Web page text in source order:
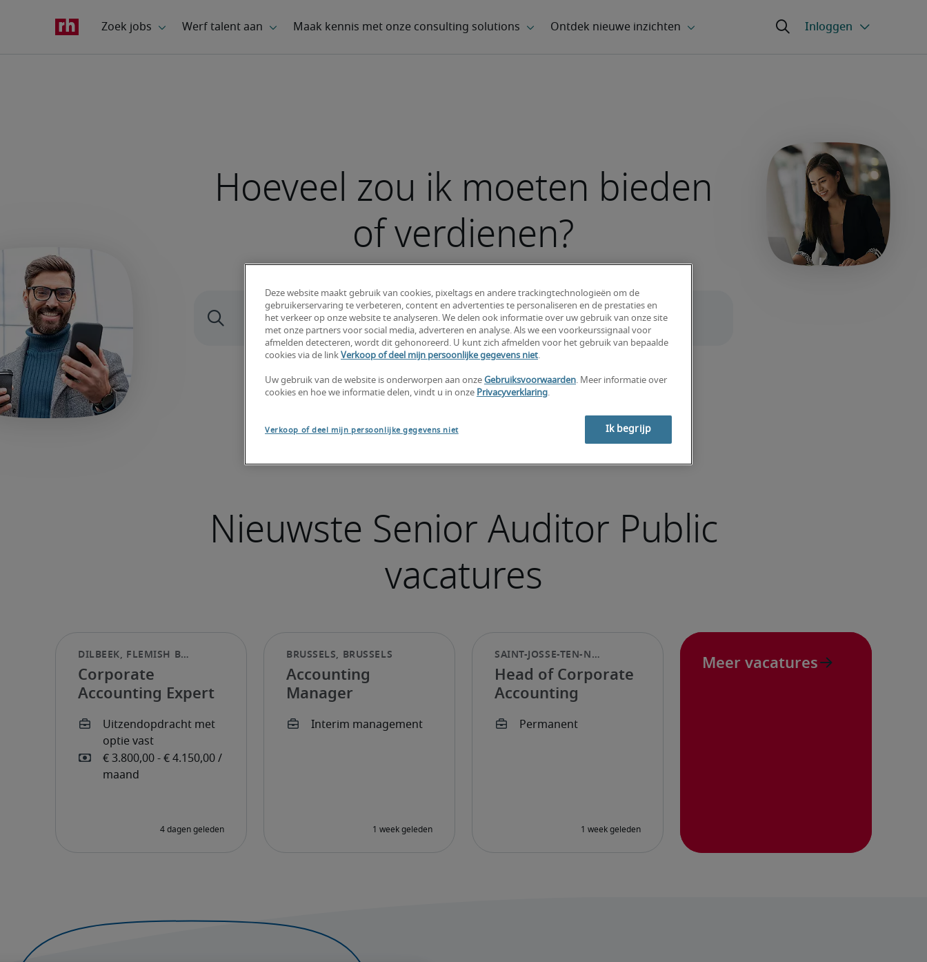
Hoeveel zou ik moeten bieden
of verdienen?
Nieuwste Senior Auditor Public
vacatures
Corporate
Accounting Expert
Accounting
Manager
Head of Corporate
Accounting
Meer vacatures
Deze website maakt gebruik van cookies, pixeltags en andere trackingtechnologieën om de
gebruikerservaring te verbeteren, content en advertenties te personaliseren en de prestaties en
het verkeer op onze website te analyseren. We delen ook informatie over uw gebruik van onze site
met onze partners voor social media, adverteren en analyse. Als we een voorkeurssignaal voor
afmelden detecteren, wordt dit gehonoreerd. U kunt zich afmelden voor het gebruik van bepaalde
cookies via de link Verkoop of deel mijn persoonlijke gegevens niet.
Uw gebruik van de website is onderworpen aan onze Gebruiksvoorwaarden. Meer informatie over
cookies en hoe we informatie delen, vindt u in onze Privacyverklaring.
Verkoop of deel mijn persoonlijke gegevens niet Ik begrijp